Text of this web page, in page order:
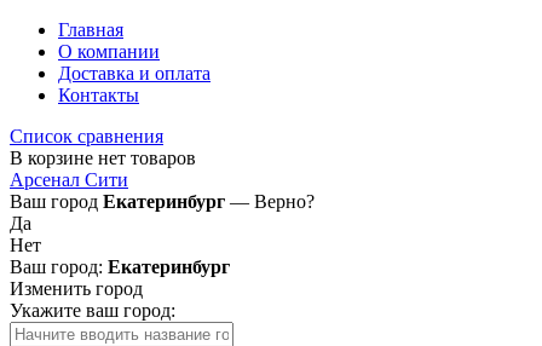
Главная
О компании
Доставка и оплата
Контакты
Список сравнения
В корзине нет товаров
Арсенал Сити
Ваш город Екатеринбург — Верно?
Да
Нет
Ваш город: Екатеринбург
Изменить город
Укажите ваш город: